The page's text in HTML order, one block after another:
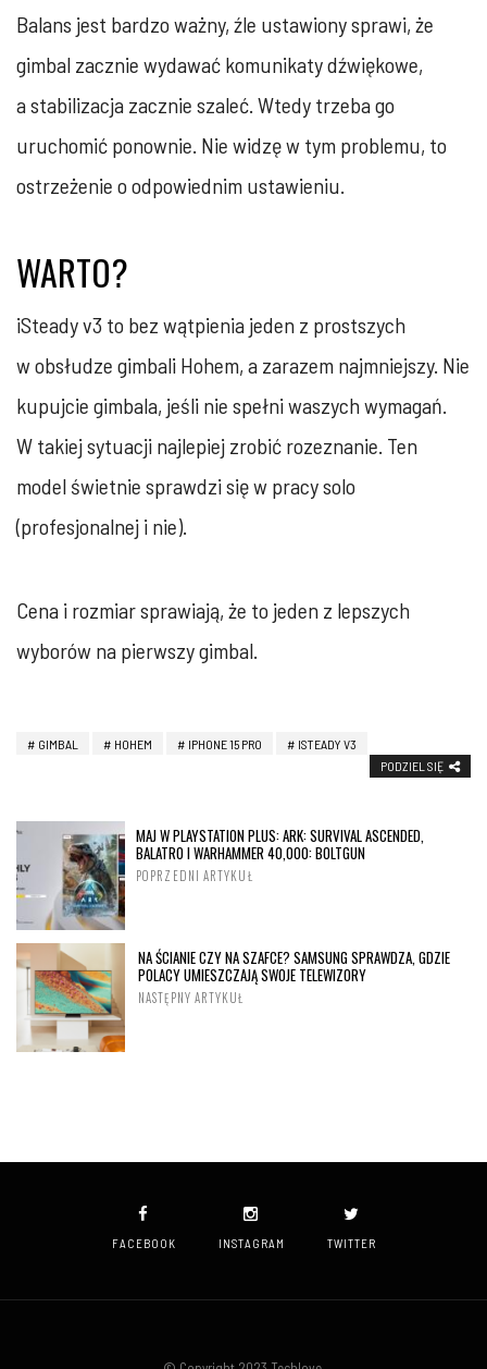
Balans jest bardzo ważny, źle ustawiony sprawi, że
gimbal zacznie wydawać komunikaty dźwiękowe,
a stabilizacja zacznie szaleć. Wtedy trzeba go
uruchomić ponownie. Nie widzę w tym problemu, to
ostrzeżenie o odpowiednim ustawieniu.
WARTO?
iSteady v3 to bez wątpienia jeden z prostszych
w obsłudze gimbali Hohem, a zarazem najmniejszy. Nie
kupujcie gimbala, jeśli nie spełni waszych wymagań.
W takiej sytuacji najlepiej zrobić rozeznanie. Ten
model świetnie sprawdzi się w pracy solo
(profesjonalnej i nie).
Cena i rozmiar sprawiają, że to jeden z lepszych
wyborów na pierwszy gimbal.
GIMBAL HOHEM IPHONE 15 PRO
ISTEADY V3
PODZIEL SIĘ
MAJ W PLAYSTATION PLUS: ARK: SURVIVAL ASCENDED,
BALATRO I WARHAMMER 40,000: BOLTGUN
POPRZEDNI ARTYKUŁ
NA ŚCIANIE CZY NA SZAFCE? SAMSUNG SPRAWDZA, GDZIE
POLACY UMIESZCZAJĄ SWOJE TELEWIZORY
NASTĘPNY ARTYKUŁ
FACEBOOK INSTAGRAM TWITTER